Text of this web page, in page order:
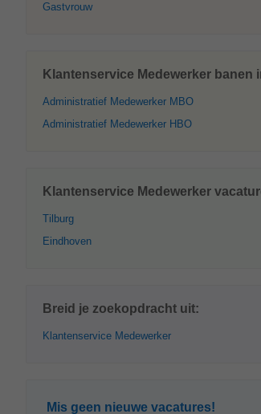
Gastvrouw
Klantenservice Medewerker banen
Administratief Medewerker MBO
Administratief Medewerker HBO
Klantenservice Medewerker
Tilburg
Eindhoven
Breid je zoekopdracht uit:
Klantenservice Medewerker
Mis geen nieuwe vacatures!